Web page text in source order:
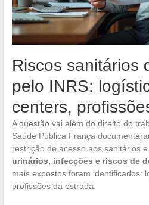
Riscos sanitários
pelo INRS:
centers,
A questão vai além do direito do
Saúde Pública França
restrição de acesso aos sanitários e
urinários, infecções e riscos de
mais expostos foram identificados:
profissões da estrada.